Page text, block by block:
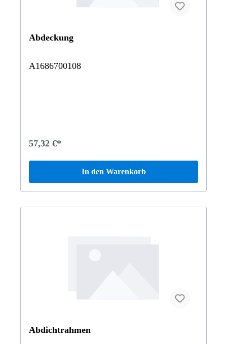
Abdeckung
A1686700108
57,32 €*
In den Warenkorb
Abdichtrahmen